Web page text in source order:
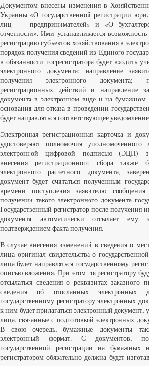
Документом внесены изменения в
Украины «О государственной регистрации
лиц — предпринимателей» и «О
отчетности». Ими устанавливается
регистрацию субъектов хозяйствования в
порядок получения сведений из Единого
в обязанности госрегистратора будет входить
электронного документа; направление
получения электронного документа;
регистрационных действий и направление
документа в электронном виде и на бумажном
основания для отказа в проведении
будет направляться соответствующее
Электронная регистрационная карточка и
удостоверяют полномочия уполномоченного
электронной цифровой подписью (ЭЦП)
внесения регистрационного сбора также
электронного расчетного документа,
документ будет считаться полученным
времени поступления заявителю
получении такого электронного документа
Государственный регистратор после получения
документа автоматически отсылает ему
подтверждением факта получения.
В случае внесения изменений в сведения о
лица оригинал свидетельства о
лица будет направляться государственному
описью вложения. При этом госрегистратору
отсылаться сведения о реквизитах заказного
сведения об отосланных электронных
государственному регистратору электронных
к ним будет прилагаться электронный
лица, связанные с подготовкой электронных
В свою очередь, бумажные документы
электронный формат. С документов,
государственной регистрации на бумажных
регистратором обязательно должна будет